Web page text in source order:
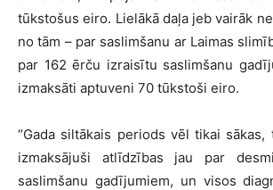
tūkstošus eiro. Lielākā daļa jeb vairāk
no tām – par saslimšanu ar Laimas
par 162 ērču izraisītu saslimšanu
izmaksāti aptuveni 70 tūkstoši eiro.
“Gada siltākais periods vēl tikai sākas,
izmaksājuši atlīdzības jau par
saslimšanu gadījumiem, un visos